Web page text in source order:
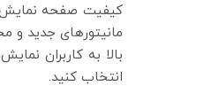
کیفیت صفحه نمایش
انتخاب کنید.